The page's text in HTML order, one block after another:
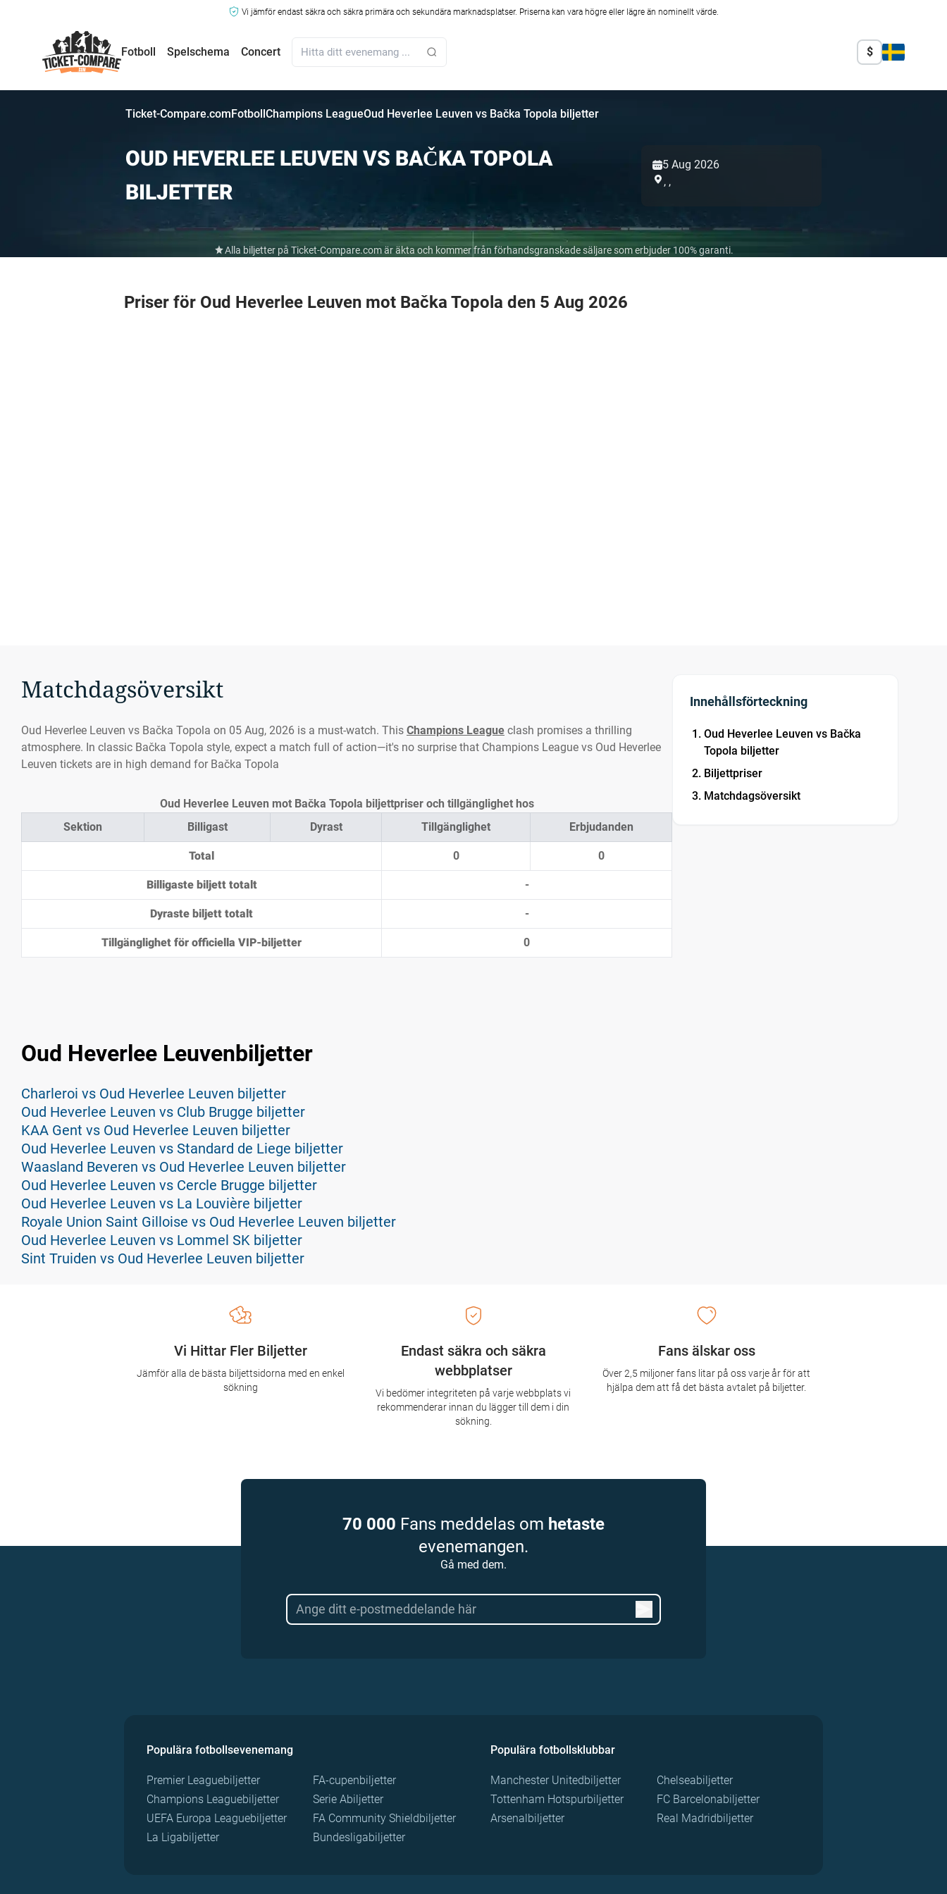
Vi jämför endast säkra och säkra primära och sekundära marknadsplatser. Priserna kan vara högre eller lägre än nominellt värde.
Fotboll Spelschema Concert $
Ticket-Compare.comFotbollChampions LeagueOud Heverlee Leuven vs Bačka Topola biljetter
OUD HEVERLEE LEUVEN VS BAČKA TOPOLA
BILJETTER
5 Aug 2026
, ,
Alla biljetter på Ticket-Compare.com är äkta och kommer från förhandsgranskade säljare som erbjuder 100% garanti.
Priser för Oud Heverlee Leuven mot Bačka Topola den 5 Aug 2026
Matchdagsöversikt
Oud Heverlee Leuven vs Bačka Topola on 05 Aug, 2026 is a must-watch. This Champions League clash promises a thrilling
atmosphere. In classic Bačka Topola style, expect a match full of action—it's no surprise that Champions League vs Oud Heverlee
Leuven tickets are in high demand for Bačka Topola
Sektion Billigast Dyrast Tillgänglighet Erbjudanden
Total 0 0
Billigaste biljett totalt -
Dyraste biljett totalt -
Tillgänglighet för officiella VIP-biljetter 0
Oud Heverlee Leuven mot Bačka Topola biljettpriser och tillgänglighet hos
Innehållsförteckning
Oud Heverlee Leuven vs Bačka
Topola biljetter
Biljettpriser
Matchdagsöversikt
Oud Heverlee Leuvenbiljetter
Charleroi vs Oud Heverlee Leuven biljetter
Oud Heverlee Leuven vs Club Brugge biljetter
KAA Gent vs Oud Heverlee Leuven biljetter
Oud Heverlee Leuven vs Standard de Liege biljetter
Waasland Beveren vs Oud Heverlee Leuven biljetter
Oud Heverlee Leuven vs Cercle Brugge biljetter
Oud Heverlee Leuven vs La Louvière biljetter
Royale Union Saint Gilloise vs Oud Heverlee Leuven biljetter
Oud Heverlee Leuven vs Lommel SK biljetter
Sint Truiden vs Oud Heverlee Leuven biljetter
Endast säkra och säkra
webbplatser
Vi bedömer integriteten på varje webbplats vi
rekommenderar innan du lägger till dem i din
sökning.
Vi Hittar Fler Biljetter
Jämför alla de bästa biljettsidorna med en enkel
sökning
Fans älskar oss
Över 2,5 miljoner fans litar på oss varje år för att
hjälpa dem att få det bästa avtalet på biljetter.
70 000 Fans meddelas om hetaste
evenemangen.
Gå med dem.
Populära fotbollsevenemang
Premier Leaguebiljetter
Champions Leaguebiljetter
UEFA Europa Leaguebiljetter
La Ligabiljetter
FA-cupenbiljetter
Serie Abiljetter
FA Community Shieldbiljetter
Bundesligabiljetter
Populära fotbollsklubbar
Manchester Unitedbiljetter
Tottenham Hotspurbiljetter
Arsenalbiljetter
Chelseabiljetter
FC Barcelonabiljetter
Real Madridbiljetter